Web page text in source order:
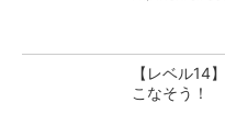
【レベル14
こなそう！